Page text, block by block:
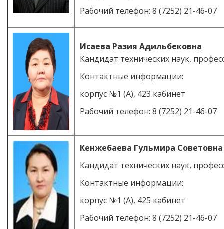
Рабочий телефон: 8 (7252) 21-46-07
Исаева Разия Адильбековна
Кандидат технических наук,
Контактные информации:
корпус №1 (А), 423 кабинет
Рабочий телефон: 8 (7252) 21-46-07
Кенжебаева Гульмира Советовна
Кандидат технических наук,
Контактные информации:
корпус №1 (А), 425 кабинет
Рабочий телефон: 8 (7252) 21-46-07